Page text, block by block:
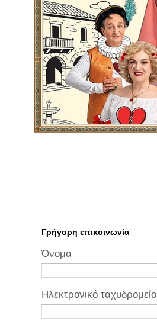
Γρήγορη επικοινωνία
Όνομα
Ηλεκτρονικό ταχυδρομείο